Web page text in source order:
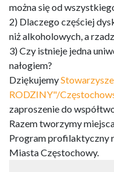
można się od
2) Dlaczego częściej
niż alkoholowych, a
3) Czy istnieje jedna
nałogiem?
Dziękujemy
RODZINY"/
zaproszenie do
Razem tworzymy
Program profilaktyczny
Miasta Częstochowy.